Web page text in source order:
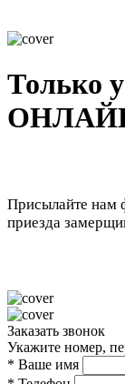
Только
Присылайте нам
приезда
Заказать звонок
Укажите номер,
* Ваше имя